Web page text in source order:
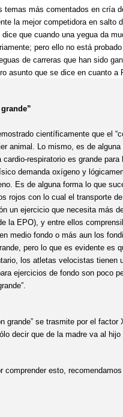
temas más comentados en cría
la mejor competidora en salto
dice que cuando una yegua da
pero ello no está
de carreras que han sido
asunto que se dice en cuanto a
científicamente que el
animal. Lo mismo, es de
cardio-respiratorio es grande
demanda oxígeno y
Es de alguna forma lo que
rojos con lo cual el transporte
un ejercicio que necesita más
la EPO), y entre ellos
medio fondo o más aun los
pero lo que es evidente es
los atletas velocistas tienen
ejercicios de fondo son poco
grande” se trasmite por el
decir que de la madre va al
comprender esto,